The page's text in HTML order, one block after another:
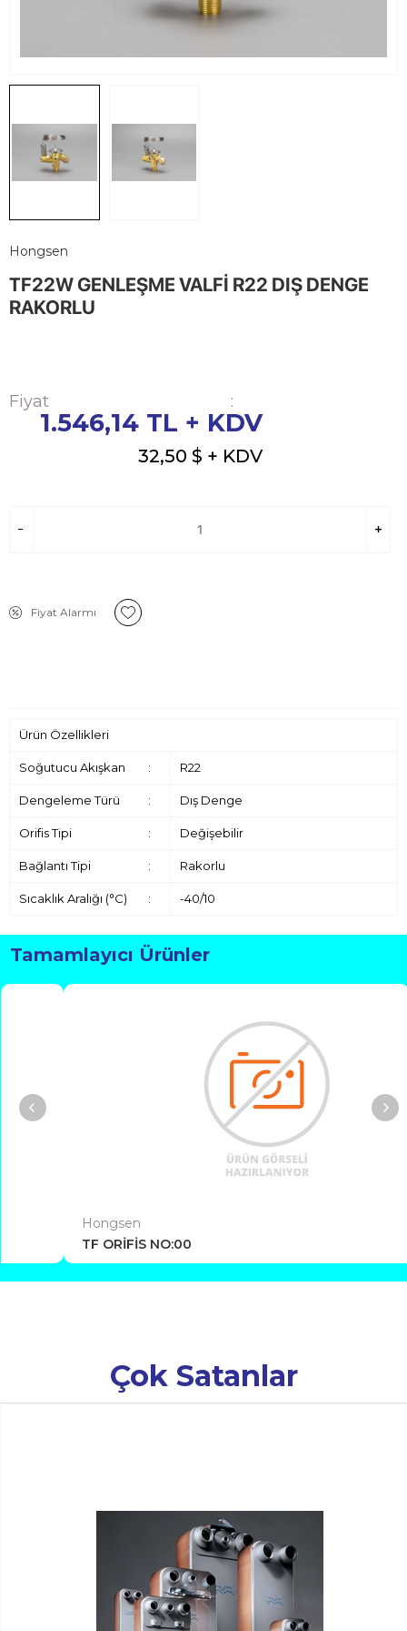
Hongsen
TF22W GENLEŞME VALFİ R22 DIŞ DENGE
RAKORLU
Fiyat :
1.546,14TL + KDV
32,50 $ + KDV
Fiyat Alarmı
Ürün Özellikleri
Soğutucu Akışkan : R22
Dengeleme Türü : Dış Denge
Orifis Tipi : Değişebilir
Bağlantı Tipi : Rakorlu
Sıcaklık Aralığı (°C) : -40/10
Tamamlayıcı Ürünler
TF ORİFİS NO:00
Çok Satanlar